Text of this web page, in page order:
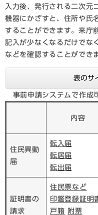
入力後、発行される二次元
機器にかざすと、住所や氏
することができます。来庁
記入が少なくなるだけでな
などを確認することができ
表のサ
事前申請システムで作成
内容
住民異動
届
転入届
転居届
転出届
証明書の
請求
住民票など
印鑑登録証明
戸籍 附票